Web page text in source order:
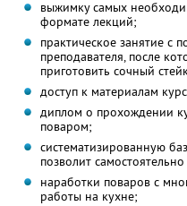
выжимку самых
формате лекций;
практическое занятие
преподавателя, после
приготовить сочный
доступ к материалам
диплом о прохождении
поваром;
систематизированную
позволит
наработки поваров с
работы на кухне;